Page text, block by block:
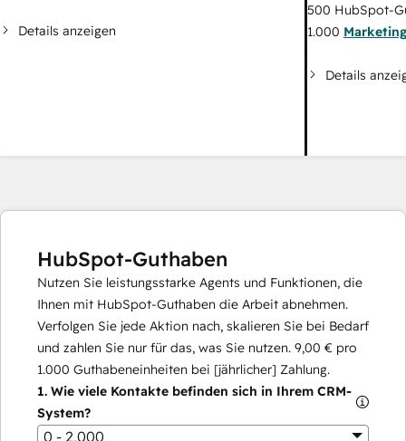
Details anzeigen
500 HubSpot-
1.000
Details
HubSpot-Guthaben
Nutzen Sie leistungsstarke Agents und Funktionen, die
Ihnen mit HubSpot-Guthaben die Arbeit abnehmen.
Verfolgen Sie jede Aktion nach, skalieren Sie bei Bedarf
und zahlen Sie nur für das, was Sie nutzen. 9,00 € pro
1.000 Guthabeneinheiten bei [jährlicher] Zahlung.
1. Wie viele Kontakte befinden sich in Ihrem CRM-
System?
0 - 2,000